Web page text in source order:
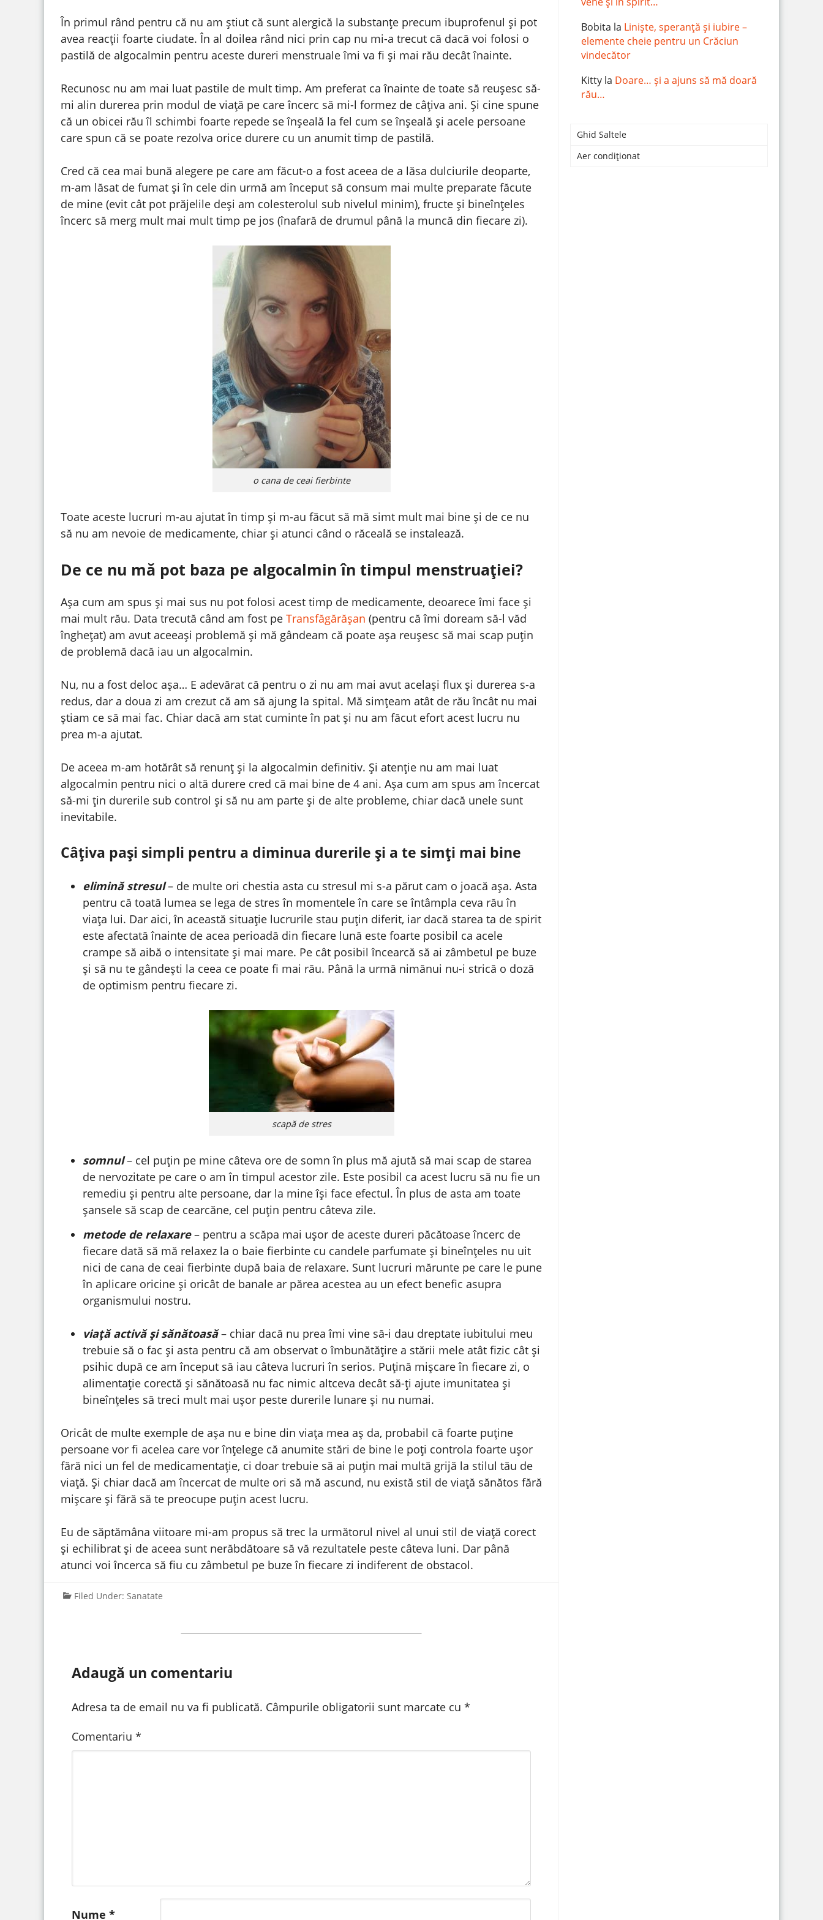
În primul rând pentru că nu am știut că sunt alergică la substanțe precum ibuprofenul și pot
avea reacții foarte ciudate. În al doilea rând nici prin cap nu mi-a trecut că dacă voi folosi o
pastilă de algocalmin pentru aceste dureri menstruale îmi va fi și mai rău decât înainte.
Recunosc nu am mai luat pastile de mult timp. Am preferat ca înainte de toate să reușesc să-
mi alin durerea prin modul de viață pe care încerc să mi-l formez de câțiva ani. Și cine spune
că un obicei rău îl schimbi foarte repede se înșeală la fel cum se înșeală și acele persoane
care spun că se poate rezolva orice durere cu un anumit timp de pastilă.
Cred că cea mai bună alegere pe care am făcut-o a fost aceea de a lăsa dulciurile deoparte,
m-am lăsat de fumat și în cele din urmă am început să consum mai multe preparate făcute
de mine (evit cât pot prăjelile deși am colesterolul sub nivelul minim), fructe și bineînțeles
încerc să merg mult mai mult timp pe jos (înafară de drumul până la muncă din fiecare zi).
o cana de ceai fierbinte
Toate aceste lucruri m-au ajutat în timp și m-au făcut să mă simt mult mai bine și de ce nu
să nu am nevoie de medicamente, chiar și atunci când o răceală se instalează.
De ce nu mă pot baza pe algocalmin în timpul menstruației?
Așa cum am spus și mai sus nu pot folosi acest timp de medicamente, deoarece îmi face și
mai mult rău. Data trecută când am fost pe Transfăgărășan (pentru că îmi doream să-l văd
înghețat) am avut aceeași problemă și mă gândeam că poate așa reușesc să mai scap puțin
de problemă dacă iau un algocalmin.
Nu, nu a fost deloc așa… E adevărat că pentru o zi nu am mai avut același flux și durerea s-a
redus, dar a doua zi am crezut că am să ajung la spital. Mă simțeam atât de rău încât nu mai
știam ce să mai fac. Chiar dacă am stat cuminte în pat și nu am făcut efort acest lucru nu
prea m-a ajutat.
De aceea m-am hotărât să renunț și la algocalmin definitiv. Și atenție nu am mai luat
algocalmin pentru nici o altă durere cred că mai bine de 4 ani. Așa cum am spus am încercat
să-mi țin durerile sub control și să nu am parte și de alte probleme, chiar dacă unele sunt
inevitabile.
Câțiva pași simpli pentru a diminua durerile și a te simți mai bine
elimină stresul– de multe ori chestia asta cu stresul mi s-a părut cam o joacă așa. Asta
pentru că toată lumea se lega de stres în momentele în care se întâmpla ceva rău în
viața lui. Dar aici, în această situație lucrurile stau puțin diferit, iar dacă starea ta de spirit
este afectată înainte de acea perioadă din fiecare lună este foarte posibil ca acele
crampe să aibă o intensitate și mai mare. Pe cât posibil încearcă să ai zâmbetul pe buze
și să nu te gândești la ceea ce poate fi mai rău. Până la urmă nimănui nu-i strică o doză
de optimism pentru fiecare zi.
scapă de stres
somnul– cel puțin pe mine câteva ore de somn în plus mă ajută să mai scap de starea
de nervozitate pe care o am în timpul acestor zile. Este posibil ca acest lucru să nu fie un
remediu și pentru alte persoane, dar la mine își face efectul. În plus de asta am toate
șansele să scap de cearcăne, cel puțin pentru câteva zile.
metode de relaxare – pentru a scăpa mai ușor de aceste dureri păcătoase încerc de
fiecare dată să mă relaxez la o baie fierbinte cu candele parfumate și bineînțeles nu uit
nici de cana de ceai fierbinte după baia de relaxare. Sunt lucruri mărunte pe care le pune
în aplicare oricine și oricât de banale ar părea acestea au un efect benefic asupra
organismului nostru.
viață activă și sănătoasă– chiar dacă nu prea îmi vine să-i dau dreptate iubitului meu
trebuie să o fac și asta pentru că am observat o îmbunătățire a stării mele atât fizic cât și
psihic după ce am început să iau câteva lucruri în serios. Puțină mișcare în fiecare zi, o
alimentație corectă și sănătoasă nu fac nimic altceva decât să-ți ajute imunitatea și
bineînțeles să treci mult mai ușor peste durerile lunare și nu numai.
Oricât de multe exemple de așa nu e bine din viața mea aș da, probabil că foarte puține
persoane vor fi acelea care vor înțelege că anumite stări de bine le poți controla foarte ușor
fără nici un fel de medicamentație, ci doar trebuie să ai puțin mai multă grijă la stilul tău de
viață. Și chiar dacă am încercat de multe ori să mă ascund, nu există stil de viață sănătos fără
mișcare și fără să te preocupe puțin acest lucru.
Eu de săptămâna viitoare mi-am propus să trec la următorul nivel al unui stil de viață corect
și echilibrat și de aceea sunt nerăbdătoare să vă rezultatele peste câteva luni. Dar până
atunci voi încerca să fiu cu zâmbetul pe buze în fiecare zi indiferent de obstacol.
Filed Under: Sanatate
Adaugă un comentariu
Adresa ta de email nu va fi publicată. Câmpurile obligatorii sunt marcate cu *
Comentariu *
Nume *
Bobita la Liniște, speranță și iubire –
elemente cheie pentru un Crăciun
vindecător
Kitty la Doare… și a ajuns să mă doară
rău…
Ghid Saltele
Aer condiționat